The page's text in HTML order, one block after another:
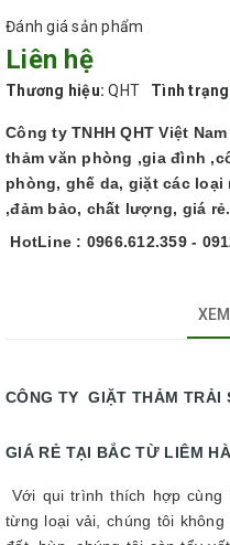
Đánh giá sản phẩm
Liên hệ
Thương hiệu: QHT Tình
Công ty TNHH QHT Việt
thảm văn phòng ,gia đình
phòng, ghế da, giặt các loại
,đảm bảo, chất lượng, giá rẻ.
HotLine : 0966.612.359 -
CÔNG TY GIẶT THẢM TRẢI
GIÁ RẺ TẠI BẮC TỪ LIÊM
Với qui trình thích hợp cùng
từng loại vải, chúng tôi